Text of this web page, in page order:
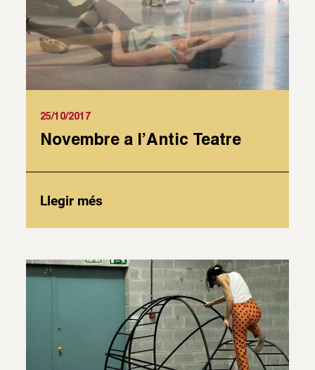
25/10/2017
Novembre a l’Antic Teatre
Llegir més